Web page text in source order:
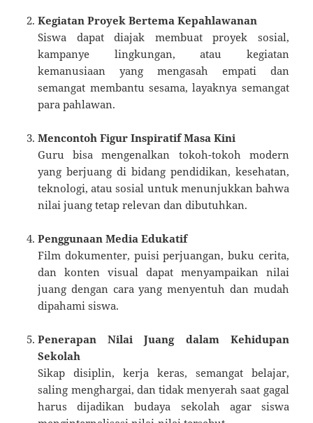
Kegiatan Proyek Bertema Kepahlawanan
Siswa dapat diajak membuat proyek sosial,
kampanye lingkungan, atau kegiatan
kemanusiaan yang mengasah empati dan
semangat membantu sesama, layaknya semangat
para pahlawan.
Mencontoh Figur Inspiratif Masa Kini
Guru bisa mengenalkan tokoh-tokoh modern
yang berjuang di bidang pendidikan, kesehatan,
teknologi, atau sosial untuk menunjukkan bahwa
nilai juang tetap relevan dan dibutuhkan.
Penggunaan Media Edukatif
Film dokumenter, puisi perjuangan, buku cerita,
dan konten visual dapat menyampaikan nilai
juang dengan cara yang menyentuh dan mudah
dipahami siswa.
Penerapan Nilai Juang dalam Kehidupan
Sekolah
Sikap disiplin, kerja keras, semangat belajar,
saling menghargai, dan tidak menyerah saat gagal
harus dijadikan budaya sekolah agar siswa